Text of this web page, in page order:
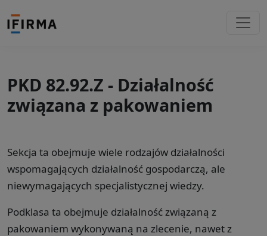
PKD 82.92.Z - Działalność
związana z pakowaniem
Sekcja ta obejmuje wiele rodzajów działalności
wspomagających działalność gospodarczą, ale
niewymagających specjalistycznej wiedzy.
Podklasa ta obejmuje działalność związaną z
pakowaniem wykonywaną na zlecenie, nawet z